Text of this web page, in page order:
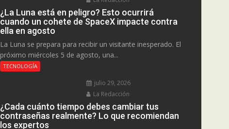
¿La Luna está en peligro? Esto ocurrirá
cuando un cohete de SpaceX impacte contra
ella en agosto
La Luna se prepara para recibir un visitante inesperado. El
próximo miércoles 5 de agosto, una...
TECNOLOGÍA
julio 29, 2026
La Redacción
¿Cada cuánto tiempo debes cambiar tus
contraseñas realmente? Lo que recomiendan
los expertos